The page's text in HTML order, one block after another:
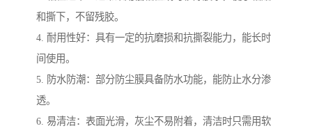
和撕下，不留残胶。
4. 耐用性好：具有一定的抗磨损和抗撕裂能力，能长时
间使用。
5. 防水防潮：部分防尘膜具备防水功能，能防止水分渗
透。
6. 易清洁：表面光滑，灰尘不易附着，清洁时只需用软